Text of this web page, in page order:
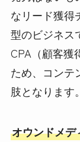
なリード獲得
型のビジネス
CPA（顧客獲
ため、コンテ
肢となります。
オウンドメデ